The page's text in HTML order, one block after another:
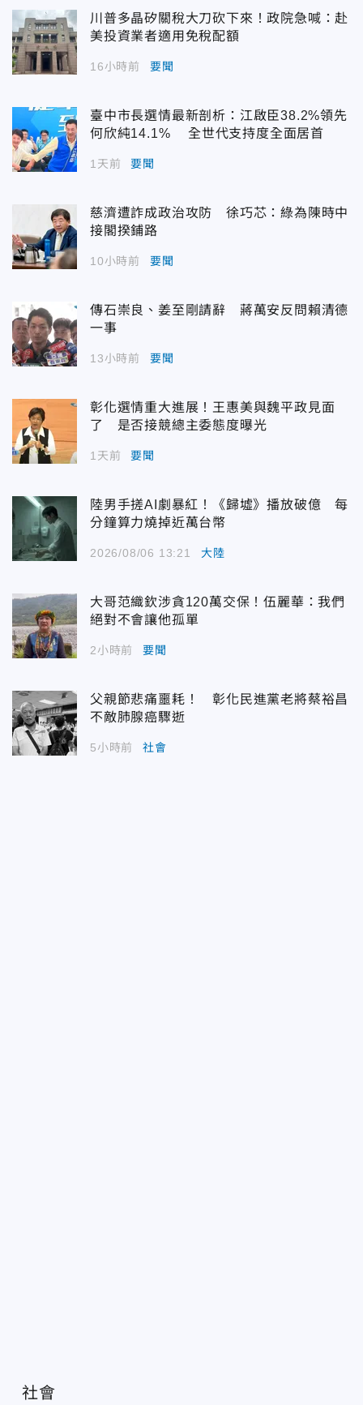
川普多晶矽關稅大刀砍下來！政院急喊：赴
美投資業者適用免稅配額
16小時前 要聞
臺中市長選情最新剖析：江啟臣38.2%領先
何欣純14.1% 全世代支持度全面居首
1天前 要聞
慈濟遭詐成政治攻防 徐巧芯：綠為陳時中
接閣揆鋪路
10小時前 要聞
傳石崇良、姜至剛請辭 蔣萬安反問賴清德
一事
13小時前 要聞
彰化選情重大進展！王惠美與魏平政見面
了 是否接競總主委態度曝光
1天前 要聞
陸男手搓AI劇暴紅！《歸墟》播放破億 每
分鐘算力燒掉近萬台幣
2026/08/06 13:21 大陸
大哥范織欽涉貪120萬交保！伍麗華：我們
絕對不會讓他孤單
2小時前 要聞
父親節悲痛噩耗！ 彰化民進黨老將蔡裕昌
不敵肺腺癌驟逝
5小時前 社會
社會